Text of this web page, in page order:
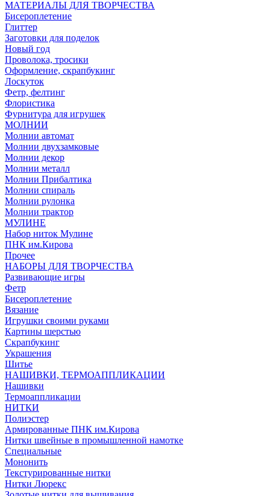
МАТЕРИАЛЫ ДЛЯ ТВОРЧЕСТВА
Бисероплетение
Глиттер
Заготовки для поделок
Новый год
Проволока, тросики
Оформление, скрапбукинг
Лоскуток
Фетр, фелтинг
Флористика
Фурнитура для игрушек
МОЛНИИ
Молнии автомат
Молнии двухзамковые
Молнии декор
Молнии металл
Молнии Прибалтика
Молнии спираль
Молнии рулонка
Молнии трактор
МУЛИНЕ
Набор ниток Мулине
ПНК им.Кирова
Прочее
НАБОРЫ ДЛЯ ТВОРЧЕСТВА
Развивающие игры
Фетр
Бисероплетение
Вязание
Игрушки своими руками
Картины шерстью
Скрапбукинг
Украшения
Шитье
НАШИВКИ, ТЕРМОАППЛИКАЦИИ
Нашивки
Термоаппликации
НИТКИ
Полиэстер
Армированные ПНК им.Кирова
Нитки швейные в промышленной намотке
Специальные
Мононить
Текстурированные нитки
Нитки Люрекс